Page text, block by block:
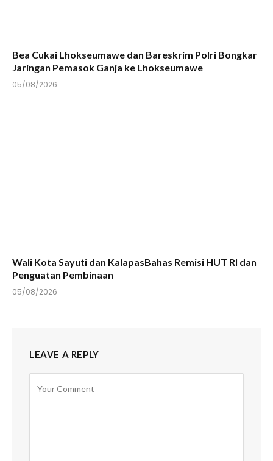
Bea Cukai Lhokseumawe dan Bareskrim Polri Bongkar
Jaringan Pemasok Ganja ke Lhokseumawe
05/08/2026
Wali Kota Sayuti dan KalapasBahas Remisi HUT RI dan
Penguatan Pembinaan
05/08/2026
LEAVE A REPLY